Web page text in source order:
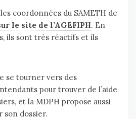
coordonnées du SAMETH de
le site de l’AGEFIPH. En
ils sont très réactifs et ils
se tourner vers des
pour trouver de l’aide
et la MDPH propose aussi
son dossier.